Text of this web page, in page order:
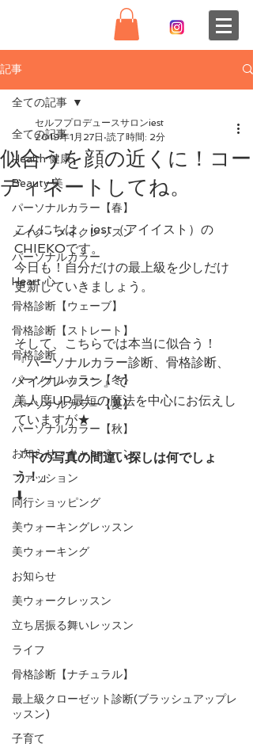
記事
全ての記事
Health 健康
Beauty 美
パーソナルカラー【春】
メイク・メイクレッスン
パーソナルカラー
Heart 心
骨格診断【ウェーブ】
骨格診断【ストレート】
骨格診断
パーソナルカラー【冬】
パーソナルカラー【夏】
パーソナルカラー【秋】
お知らせ・キャンペーン
ファッション
同行ショッピング
美ウォーキングレッスン
美ウォーキング
お知らせ
美ウォークレッスン
立ち居振る舞いレッスン
ライフ
骨格診断【ナチュラル】
最上級クローゼット診断(ブラッシュアップレ
ッスン)
子育て
全ての記事
似合うを顔の近くに！コー
ディネートしてね。
セルフプロデュースサロンiest
2019年1月27日 読了時間: 2分
こんにちは、iest（アイイスト）の
CHIEKOです。
今日も！自分だけの最上級を少しだけ
更新していきましょう。
そして、こちらでは本当に似合う！
『パーソナルカラー診断、骨格診断、
メイクレッスン』で
美人度UP最短の魔法を中心にお伝えし
ていますが★
「下の写真の間違い探しは何でしょ
う！」
⬇︎